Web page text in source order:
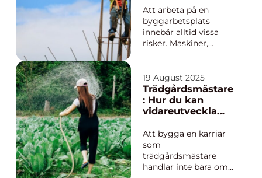
Att arbeta på en
byggarbetsplats
innebär alltid vissa
risker. Maskiner,
att säkerheten måste
vara en självklar del av
vardagen. Olyckor kan
få allvarliga k...
19 August 2025
Trädgårdsmästare
: Hur du kan
vidareutveckla
Att bygga en karriär
som
trädgårdsmästare
handlar inte bara om